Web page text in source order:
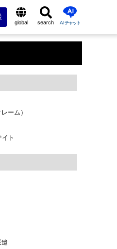
global search AIチャット
ーム）
ト